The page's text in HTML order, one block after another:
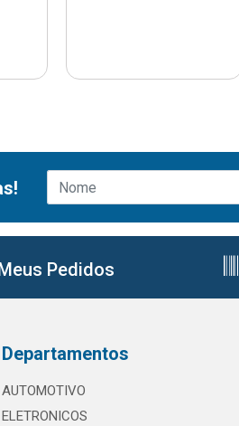
Pedidos
Departamentos
AUTOMOTIVO
ELETRONICOS